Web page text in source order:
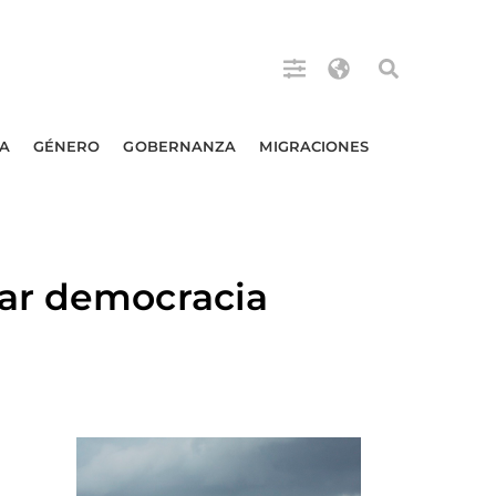
GÉNERO GOBERNANZA MIGRACIONES
democracia